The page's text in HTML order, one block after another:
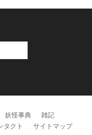
妖怪事典
雑記
タクト サイトマップ